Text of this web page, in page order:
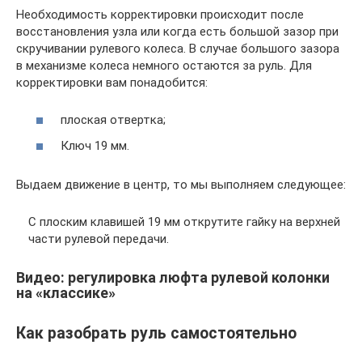
Необходимость корректировки происходит после
восстановления узла или когда есть большой зазор при
скручивании рулевого колеса. В случае большого зазора
в механизме колеса немного остаются за руль. Для
корректировки вам понадобится:
плоская отвертка;
Ключ 19 мм.
Выдаем движение в центр, то мы выполняем следующее:
С плоским клавишей 19 мм открутите гайку на верхней
части рулевой передачи.
Видео: регулировка люфта рулевой колонки
на «классике»
Как разобрать руль самостоятельно